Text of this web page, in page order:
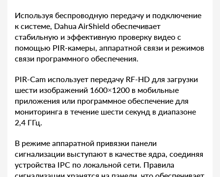
Используя беспроводную передачу и подключение
к системе, Dahua AirShield обеспечивает
стабильную и эффективную проверку видео с
помощью PIR-камеры, аппаратной связи и режимов
связи программного обеспечения.
PIR-Cam использует передачу RF-HD для загрузки
шести изображений 1600×1200 в мобильные
приложения или программное обеспечение для
мониторинга в течение шести секунд в диапазоне
2,4 ГГц.
В режиме аппаратной привязки панели
сигнализации выступают в качестве ядра, соединяя
устройства IPC по локальной сети. Правила